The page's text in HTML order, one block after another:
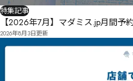
特集記事
【2026年7月】マダミス.jp月間予
2026年8月3日更新